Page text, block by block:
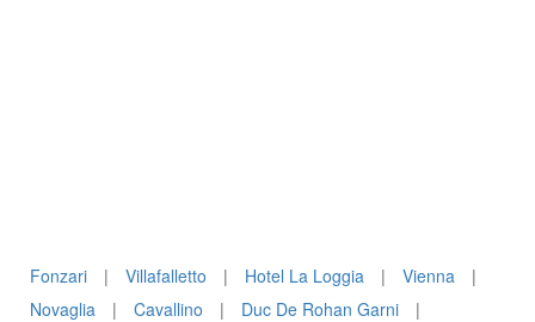
Fonzari | Villafalletto | Hotel La Loggia | Vienna
|
Novaglia
| Cavallino | Duc De Rohan Garni
|